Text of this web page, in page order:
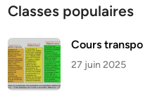
Classes populaires
Cours
27 juin 2025